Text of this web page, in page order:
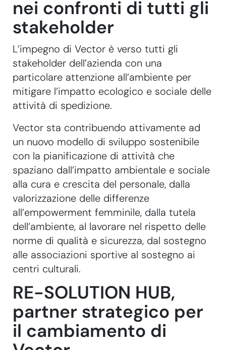
nei confronti di tutti gli
stakeholder
L’impegno di Vector è verso tutti gli
stakeholder dell’azienda con una
particolare attenzione all’ambiente per
mitigare l’impatto ecologico e sociale delle
attività di spedizione.
Vector sta contribuendo attivamente ad
un nuovo modello di sviluppo sostenibile
con la pianificazione di attività che
spaziano dall’impatto ambientale e sociale
alla cura e crescita del personale, dalla
valorizzazione delle differenze
all’empowerment femminile, dalla tutela
dell’ambiente, al lavorare nel rispetto delle
norme di qualità e sicurezza, dal sostegno
alle associazioni sportive al sostegno ai
centri culturali.
RE-SOLUTION HUB,
partner strategico per
il cambiamento di